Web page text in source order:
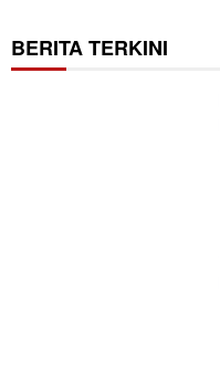
BERITA TERKINI